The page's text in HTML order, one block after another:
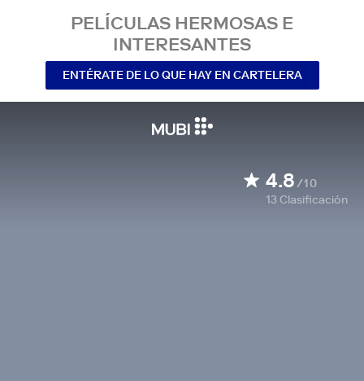
PELÍCULAS HERMOSAS E
INTERESANTES
ENTÉRATE DE LO QUE HAY EN CARTELERA
4.8/10
13Clasificación